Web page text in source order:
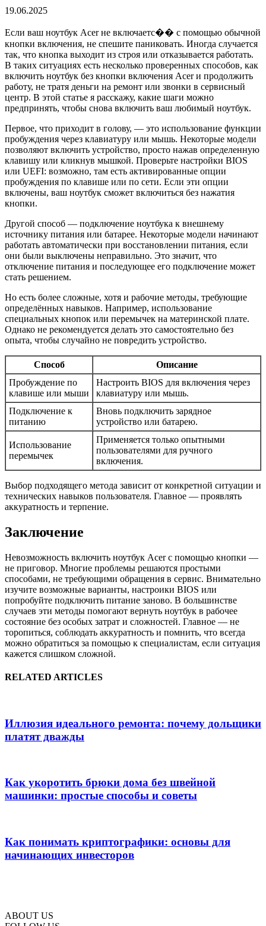
19.06.2025
Если ваш ноутбук Acer не включаетс�� с помощью обычной
кнопки включения, не спешите паниковать. Иногда случается
так, что кнопка выходит из строя или отказывается работать.
В таких ситуациях есть несколько проверенных способов, как
включить ноутбук без кнопки включения Acer и продолжить
работу, не тратя деньги на ремонт или звонки в сервисный
центр. В этой статье я расскажу, какие шаги можно
предпринять, чтобы снова включить ваш любимый ноутбук.
Первое, что приходит в голову, — это использование функции
пробуждения через клавиатуру или мышь. Некоторые модели
позволяют включить устройство, просто нажав определенную
клавишу или кликнув мышкой. Проверьте настройки BIOS
или UEFI: возможно, там есть активированные опции
пробуждения по клавише или по сети. Если эти опции
включены, ваш ноутбук сможет включиться без нажатия
кнопки.
Другой способ — подключение ноутбука к внешнему
источнику питания или батарее. Некоторые модели начинают
работать автоматически при восстановлении питания, если
они были выключены неправильно. Это значит, что
отключение питания и последующее его подключение может
стать решением.
Но есть более сложные, хотя и рабочие методы, требующие
определённых навыков. Например, использование
специальных кнопок или перемычек на материнской плате.
Однако не рекомендуется делать это самостоятельно без
опыта, чтобы случайно не повредить устройство.
Способ
Описание
Пробуждение по
клавише или мыши
Настроить BIOS для включения через
клавиатуру или мышь.
Подключение к
питанию
Вновь подключить зарядное
устройство или батарею.
Использование
перемычек
Применяется только опытными
пользователями для ручного
включения.
Выбор подходящего метода зависит от конкретной ситуации и
технических навыков пользователя. Главное — проявлять
аккуратность и терпение.
Заключение
Невозможность включить ноутбук Acer с помощью кнопки —
не приговор. Многие проблемы решаются простыми
способами, не требующими обращения в сервис. Внимательно
изучите возможные варианты, настроики BIOS или
попробуйте подключить питание заново. В большинстве
случаев эти методы помогают вернуть ноутбук в рабочее
состояние без особых затрат и сложностей. Главное — не
торопиться, соблюдать аккуратность и помнить, что всегда
можно обратиться за помощью к специалистам, если ситуация
кажется слишком сложной.
RELATED ARTICLES
Иллюзия идеального ремонта: почему дольщики
платят дважды
Как укоротить брюки дома без швейной
машинки: простые способы и советы
Как понимать криптографики: основы для
начинающих инвесторов
ABOUT US